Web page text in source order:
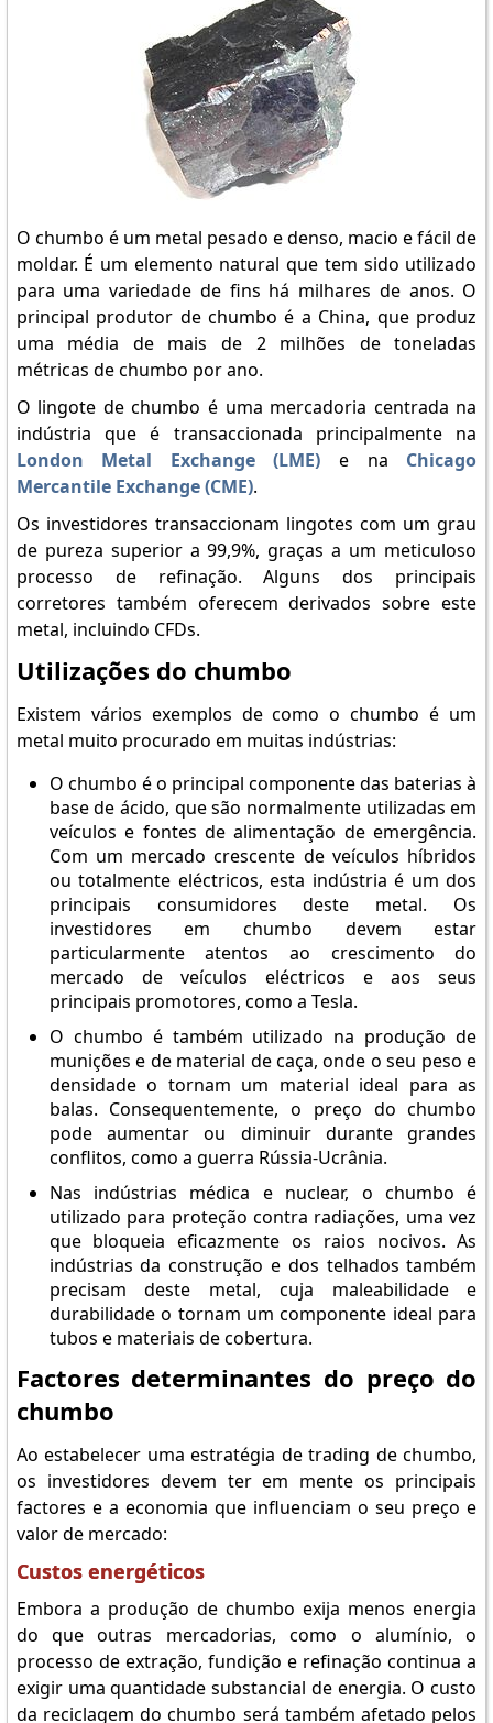
O chumbo é um metal pesado e denso, macio e fácil de
moldar. É um elemento natural que tem sido utilizado
para uma variedade de fins há milhares de anos. O
principal produtor de chumbo é a China, que produz
uma média de mais de 2 milhões de toneladas
métricas de chumbo por ano.
O lingote de chumbo é uma mercadoria centrada na
indústria que é transaccionada principalmente na
London Metal Exchange (LME) e na Chicago
Mercantile Exchange (CME).
Os investidores transaccionam lingotes com um grau
de pureza superior a 99,9%, graças a um meticuloso
processo de refinação. Alguns dos principais
corretores também oferecem derivados sobre este
metal, incluindo CFDs.
Utilizações do chumbo
Existem vários exemplos de como o chumbo é um
metal muito procurado em muitas indústrias:
O chumbo é o principal componente das baterias à
base de ácido, que são normalmente utilizadas em
veículos e fontes de alimentação de emergência.
Com um mercado crescente de veículos híbridos
ou totalmente eléctricos, esta indústria é um dos
principais consumidores deste metal. Os
investidores em chumbo devem estar
particularmente atentos ao crescimento do
mercado de veículos eléctricos e aos seus
principais promotores, como a Tesla.
O chumbo é também utilizado na produção de
munições e de material de caça, onde o seu peso e
densidade o tornam um material ideal para as
balas. Consequentemente, o preço do chumbo
pode aumentar ou diminuir durante grandes
conflitos, como a guerra Rússia-Ucrânia.
Nas indústrias médica e nuclear, o chumbo é
utilizado para proteção contra radiações, uma vez
que bloqueia eficazmente os raios nocivos. As
indústrias da construção e dos telhados também
precisam deste metal, cuja maleabilidade e
durabilidade o tornam um componente ideal para
tubos e materiais de cobertura.
Factores determinantes do preço do
chumbo
Ao estabelecer uma estratégia de trading de chumbo,
os investidores devem ter em mente os principais
factores e a economia que influenciam o seu preço e
valor de mercado:
Custos energéticos
Embora a produção de chumbo exija menos energia
do que outras mercadorias, como o alumínio, o
processo de extração, fundição e refinação continua a
exigir uma quantidade substancial de energia. O custo
da reciclagem do chumbo será também afetado pelos